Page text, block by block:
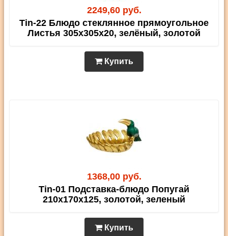
2249,60 руб.
Tin-22 Блюдо стеклянное прямоугольное
Листья 305х305х20, зелёный, золотой
Купить
1368,00 руб.
Tin-01 Подставка-блюдо Попугай
210х170х125, золотой, зеленый
Купить